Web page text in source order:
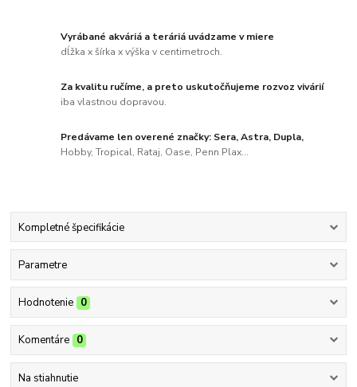
Vyrábané akváriá a teráriá uvádzame v miere
dĺžka x šírka x výška v centimetroch.
Za kvalitu ručíme, a preto uskutočňujeme rozvoz vivárií
iba vlastnou dopravou.
Predávame len overené značky: Sera, Astra, Dupla,
Hobby, Tropical, Rataj, Oase, Penn Plax...
Kompletné špecifikácie
Parametre
Hodnotenie 0
Komentáre 0
Na stiahnutie